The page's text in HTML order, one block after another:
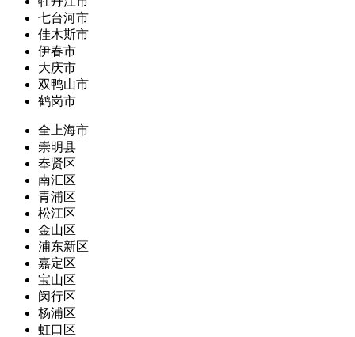
七台河市
佳木斯市
伊春市
大庆市
双鸭山市
鹤岗市
全上海市
崇明县
奉贤区
南汇区
青浦区
松江区
金山区
浦东新区
嘉定区
宝山区
闵行区
杨浦区
虹口区